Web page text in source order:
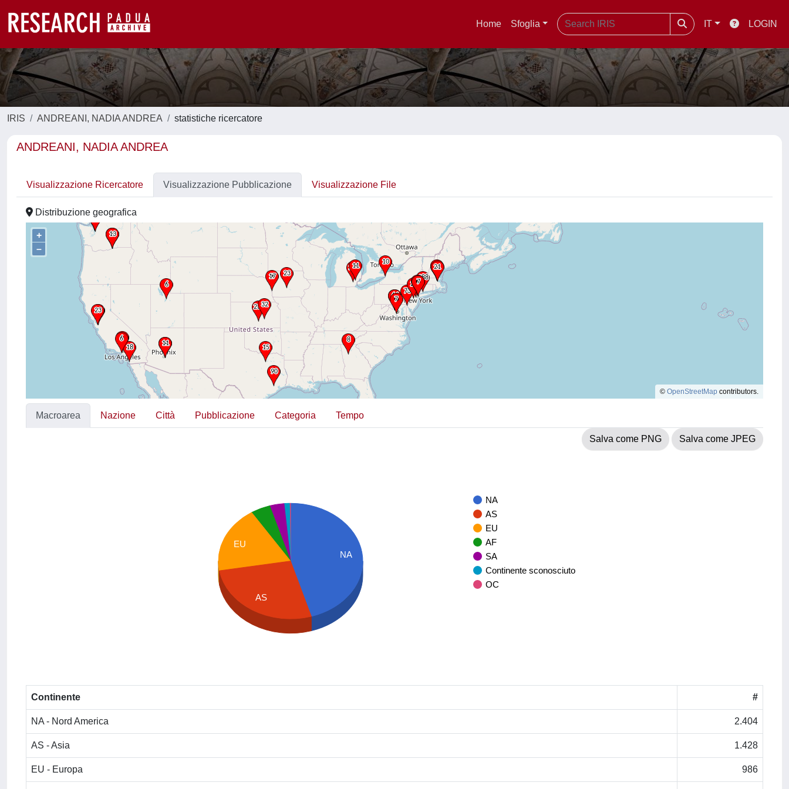
Home Sfoglia IT LOGIN
IRIS ANDREANI, NADIA ANDREA statistiche ricercatore
ANDREANI, NADIA ANDREA
Visualizzazione Ricercatore Visualizzazione Pubblicazione Visualizzazione File
Distribuzione geografica
+
–
© OpenStreetMap contributors.
Macroarea Nazione Città Pubblicazione Categoria Tempo
Salva come PNG Salva come JPEG
NA
AS
EU
AF
SA
Continente sconosciuto
OC
NA
EU
AS
Continente #
NA - Nord America 2.404
AS - Asia 1.428
EU - Europa 986